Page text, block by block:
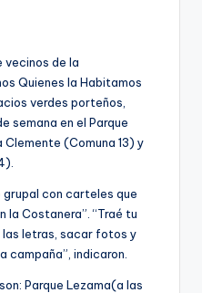
vecinos de la
Quienes la Habitamos
verdes porteños,
semana en el Parque
Clemente (Comuna 13) y
con carteles que
la Costanera”. “Traé tu
letras, sacar fotos y
campaña”, indicaron.
Parque Lezama(a las